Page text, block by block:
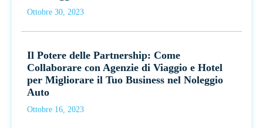
Ottobre 30, 2023
Il Potere delle Partnership: Come
Collaborare con Agenzie di Viaggio e Hotel
per Migliorare il Tuo Business nel Noleggio
Auto
Ottobre 16, 2023